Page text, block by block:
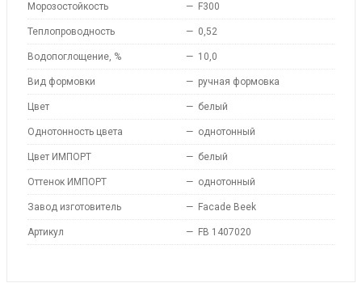
Морозостойкость — F300
Теплопроводность — 0,52
Водопоглощение, % — 10,0
Вид формовки — ручная формовка
Цвет — белый
Однотонность цвета — однотонный
Цвет ИМПОРТ — белый
Оттенок ИМПОРТ — однотонный
Завод изготовитель — Facade Beek
Артикул — FB 1407020